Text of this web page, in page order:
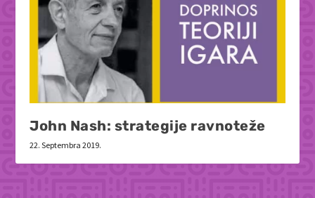
John Nash: strategije ravnoteže
22. Septembra 2019.